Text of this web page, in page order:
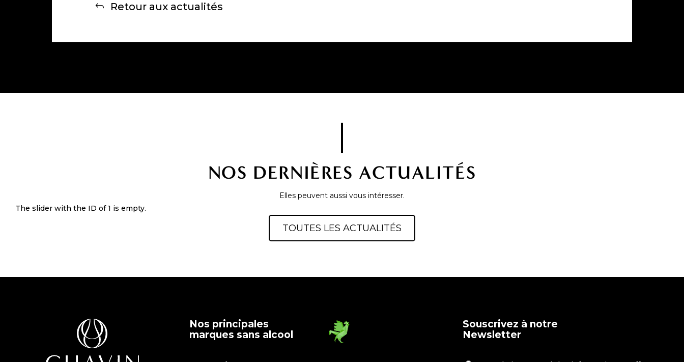
Retour aux actualités
NOS DERNIÈRES ACTUALITÉS
Elles peuvent aussi vous intéresser.
The slider with the ID of 1 is empty.
TOUTES LES ACTUALITÉS
Nos principales
marques sans alcool
Souscrivez à notre
Newsletter